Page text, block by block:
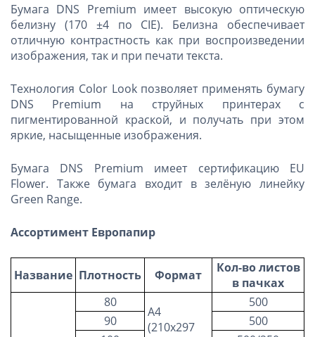
Бумага DNS Premium имеет высокую оптическую
белизну (170 ±4 по CIE). Белизна обеспечивает
отличную контрастность как при воспроизведении
изображения, так и при печати текста.
Технология Color Look позволяет применять бумагу
DNS Premium на струйных принтерах с
пигментированной краской, и получать при этом
яркие, насыщенные изображения.
Бумага DNS Premium имеет сертификацию EU
Flower. Также бумага входит в зелёную линейку
Green Range.
Ассортимент Европапир
Название Плотность Формат
Кол-во листов
в пачках
80
А4
(210х297
500
90
500